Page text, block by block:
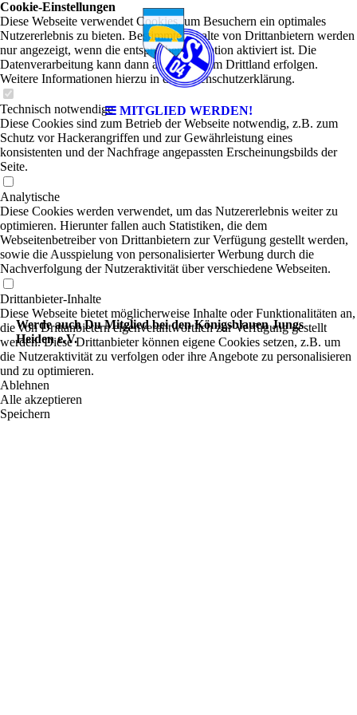
MITGLIED WERDEN!
Werde auch Du Mitglied bei den Königsblauen Jungs
Heiden e.V.
Cookie-Einstellungen
Diese Webseite verwendet Cookies, um Besuchern ein optimales
Nutzererlebnis zu bieten. Bestimmte Inhalte von Drittanbietern werden
nur angezeigt, wenn die entsprechende Option aktiviert ist. Die
Datenverarbeitung kann dann auch in einem Drittland erfolgen.
Weitere Informationen hierzu in der Datenschutzerklärung.
Technisch notwendige
Diese Cookies sind zum Betrieb der Webseite notwendig, z.B. zum
Schutz vor Hackerangriffen und zur Gewährleistung eines
konsistenten und der Nachfrage angepassten Erscheinungsbilds der
Seite.
Analytische
Diese Cookies werden verwendet, um das Nutzererlebnis weiter zu
optimieren. Hierunter fallen auch Statistiken, die dem
Webseitenbetreiber von Drittanbietern zur Verfügung gestellt werden,
sowie die Ausspielung von personalisierter Werbung durch die
Nachverfolgung der Nutzeraktivität über verschiedene Webseiten.
Drittanbieter-Inhalte
Diese Webseite bietet möglicherweise Inhalte oder Funktionalitäten an,
die von Drittanbietern eigenverantwortlich zur Verfügung gestellt
werden. Diese Drittanbieter können eigene Cookies setzen, z.B. um
die Nutzeraktivität zu verfolgen oder ihre Angebote zu personalisieren
und zu optimieren.
Ablehnen
Alle akzeptieren
Speichern